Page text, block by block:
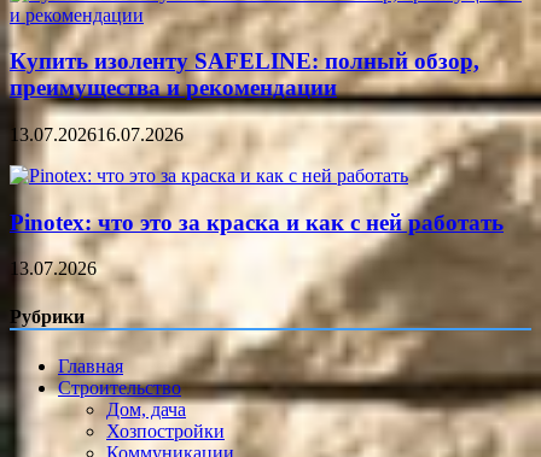
Купить изоленту SAFELINE: полный обзор,
преимущества и рекомендации
13.07.202616.07.2026
Pinotex: что это за краска и как с ней работать
13.07.2026
Рубрики
Главная
Строительство
Дом, дача
Хозпостройки
Коммуникации